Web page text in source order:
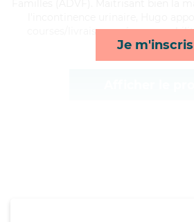
Je m'inscris
courses/livraison, ménage,